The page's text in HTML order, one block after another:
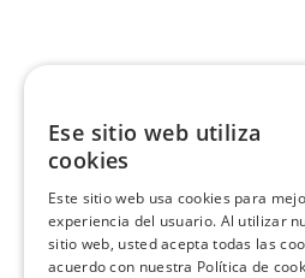
Ese sitio web utiliza
cookies
Este sitio web usa cookies para
experiencia del usuario. Al utilizar
sitio web, usted acepta todas las
acuerdo con nuestra Política de